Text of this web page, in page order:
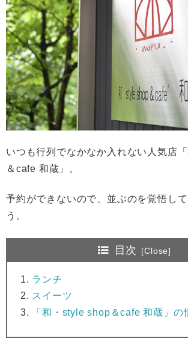
いつも行列でなかなか入れない人気店
＆cafe 和蔵」。
予約ができないので、並ぶのを覚悟し
う。
目次
ランチ
スイーツ
「和・style shop＆cafe 和蔵」の